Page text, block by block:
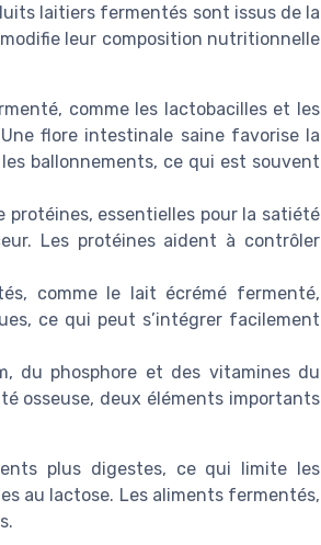
laitiers fermentés sont issus de la
leur composition nutritionnelle
comme les lactobacilles et les
flore intestinale saine favorise la
ballonnements, ce qui est souvent
essentielles pour la satiété
Les protéines aident à contrôler
comme le lait écrémé fermenté,
ce qui peut s’intégrer facilement
du phosphore et des vitamines du
osseuse, deux éléments importants
plus digestes, ce qui limite les
au lactose. Les aliments fermentés,